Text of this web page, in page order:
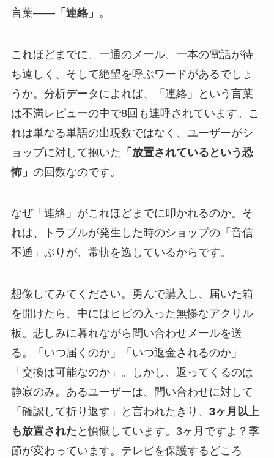
言葉——「連絡」 。
これほどまでに、一通のメール、一本の電話が待
ち遠しく、そして絶望を呼ぶワードがあるでしょ
うか。分析データによれば、「連絡」という言葉
は不満レビューの中で8回も連呼されています。こ
れは単なる単語の出現数ではなく、ユーザーがシ
ョップに対して抱いた 「放置されているという恐
怖」 の回数なのです。
なぜ「連絡」がこれほどまでに叩かれるのか。そ
れは、トラブルが発生した時のショップの「音信
不通」ぶりが、常軌を逸しているからです。
想像してみてください。勇んで購入し、届いた箱
を開けたら、中にはヒビの入った無惨なアクリル
板。悲しみに暮れながら問い合わせメールを送
る。「いつ届くのか」「いつ返金されるのか」
「交換は可能なのか」。しかし、返ってくるのは
静寂のみ。あるユーザーは、問い合わせに対して
「確認して折り返す」と言われたきり、 3ヶ月以上
も放置された と憤慨しています。3ヶ月ですよ？季
節が変わっています。テレビを保護するどころ